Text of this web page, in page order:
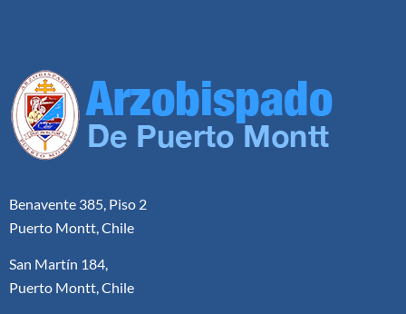
Benavente 385, Piso 2
Puerto Montt, Chile
San Martín 184,
Puerto Montt, Chile